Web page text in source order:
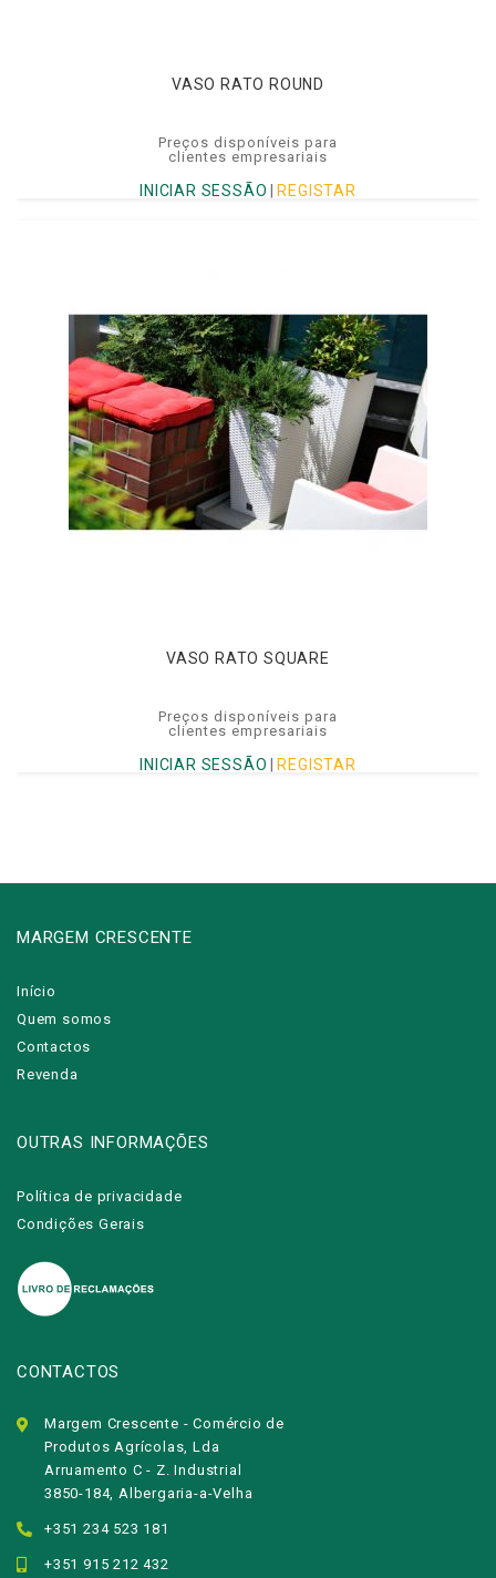
VASO RATO ROUND
Preços disponíveis para
clientes empresariais
INICIAR SESSÃO REGISTAR
VASO RATO SQUARE
Preços disponíveis para
clientes empresariais
INICIAR SESSÃO REGISTAR
MARGEM CRESCENTE
Início
Quem somos
Contactos
Revenda
OUTRAS INFORMAÇÕES
Política de privacidade
Condições Gerais
CONTACTOS
Margem Crescente - Comércio de
Produtos Agrícolas, Lda
Arruamento C - Z. Industrial
3850-184, Albergaria-a-Velha
+351 234 523 181
+351 915 212 432